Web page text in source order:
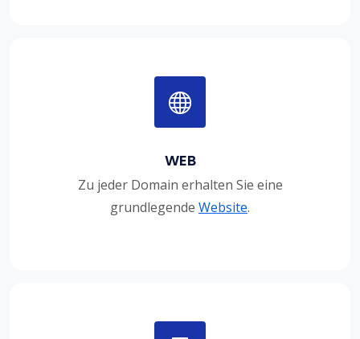
WEB
Zu jeder Domain erhalten Sie eine
grundlegende Website.